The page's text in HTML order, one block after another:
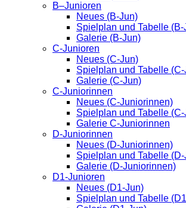
B–Junioren
Neues (B-Jun)
Spielplan und Tabelle (B-
Galerie (B-Jun)
C-Junioren
Neues (C-Jun)
Spielplan und Tabelle
Galerie (C-Jun)
C-Juniorinnen
Neues (C-Juniorinnen)
Spielplan und Tabelle
Galerie C-Juniorinnen
D-Juniorinnen
Neues (D-Juniorinnen)
Spielplan und Tabelle
Galerie (D-Juniorinnen)
D1-Junioren
Neues (D1-Jun)
Spielplan und Tabelle